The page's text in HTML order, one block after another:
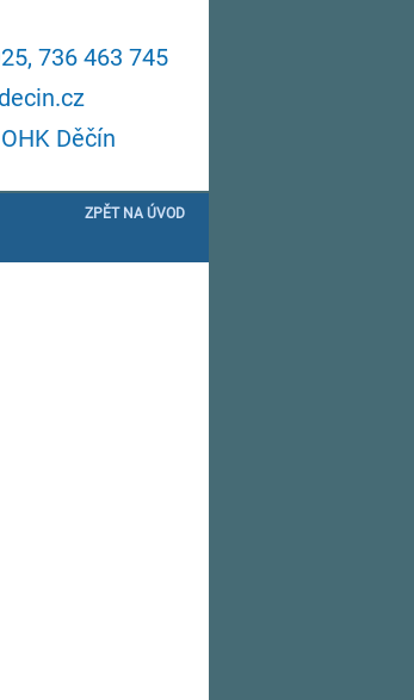
736 463 745
Děčín
ZPĚT NA ÚVOD